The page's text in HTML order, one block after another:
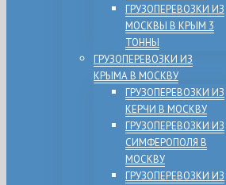
ГРУЗОПЕРЕВОЗКИ ИЗ
МОСКВЫ В КРЫМ 3
ТОННЫ
ГРУЗОПЕРЕВОЗКИ ИЗ
КРЫМА В МОСКВУ
ГРУЗОПЕРЕВОЗКИ ИЗ
КЕРЧИ В МОСКВУ
ГРУЗОПЕРЕВОЗКИ ИЗ
СИМФЕРОПОЛЯ В
МОСКВУ
ГРУЗОПЕРЕВОЗКИ ИЗ